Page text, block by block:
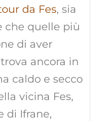
da Fes, sia
che quelle più
di aver
ancora in
caldo e secco
vicina Fes,
di Ifrane,